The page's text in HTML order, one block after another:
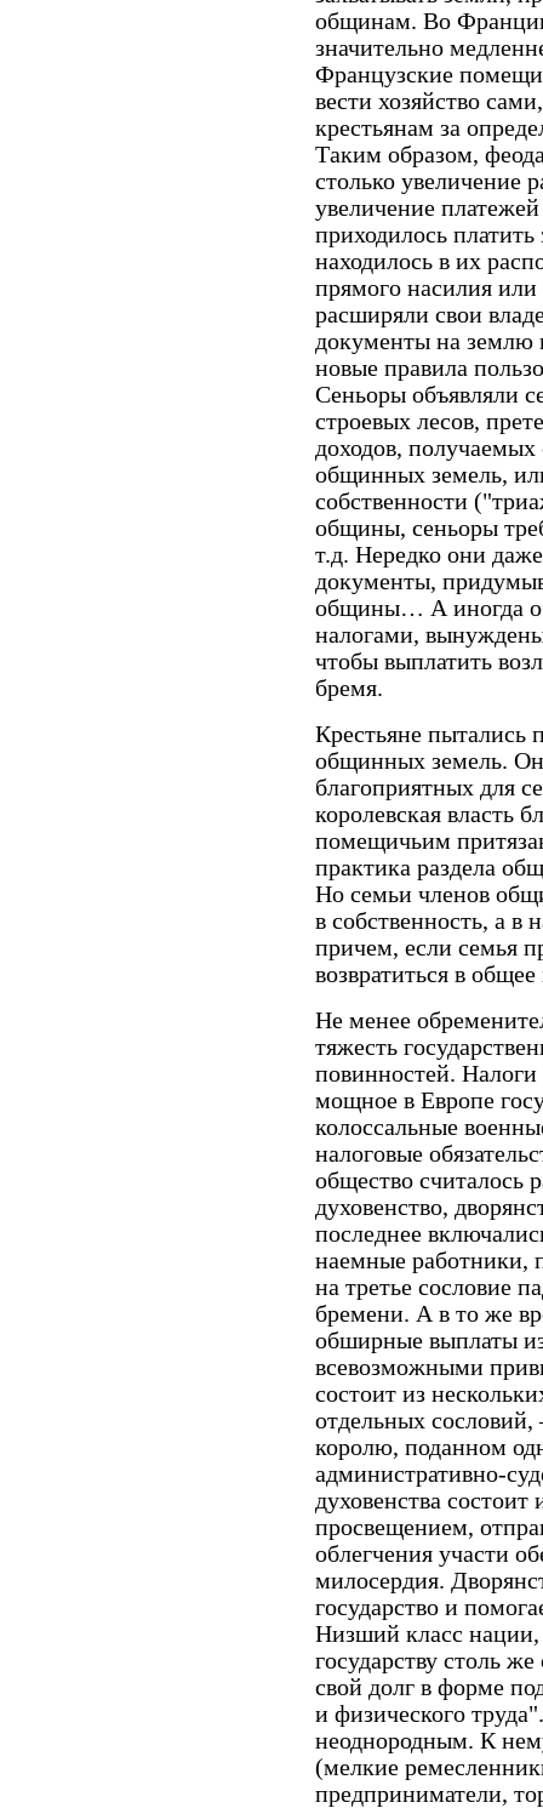
общинам. Во
значительно
Французские
вести хозяйство
крестьянам за
Таким образом,
столько увеличение
увеличение
приходилось
находилось в их
прямого насилия или
расширяли свои
документы на землю
новые правила
Сеньоры объявляли
строевых лесов,
доходов,
общинных земель,
собственности
общины, сеньоры
т.д. Нередко они
документы,
общины… А иногда
налогами,
чтобы выплатить
бремя.
Крестьяне пытались
общинных земель.
благоприятных для
королевская власть
помещичьим
практика раздела
Но семьи членов
в собственность, а в
причем, если семья
возвратиться в
Не менее
тяжесть
повинностей. Налоги
мощное в Европе
колоссальные
налоговые
общество считалось
духовенство,
последнее
наемные работники,
на третье сословие
бремени. А в то же
обширные выплаты
всевозможными
состоит из
отдельных
королю, поданном
административно-
духовенства
просвещением,
облегчения участи
милосердия.
государство и
Низший класс нации,
государству столь
свой долг в форме
и физического
неоднородным. К
(мелкие
предприниматели,